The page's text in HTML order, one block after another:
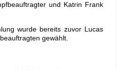
und Katrin Frank
wurde bereits zuvor Lucas
gewählt.